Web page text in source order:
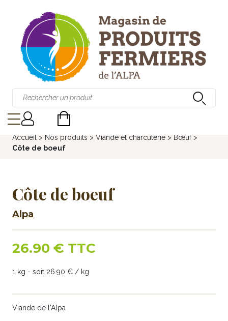
Accueil > Nos produits > Viande et charcuterie > Bœuf>
Côte de boeuf
Côte de boeuf
Alpa
26.90 € TTC
1 kg - soit 26.90 € / kg
Viande de l'Alpa